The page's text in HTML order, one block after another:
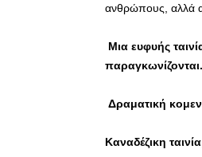
ανθρώπους, αλλά
Μια ευφυής
παραγκωνίζονται.
Δραματική
Καναδέζικη